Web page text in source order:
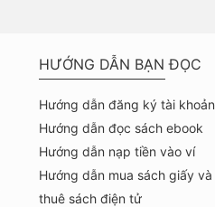
HƯỚNG DẪN BẠN ĐỌC
Hướng dẫn đăng ký tài khoản
Hướng dẫn đọc sách ebook
Hướng dẫn nạp tiền vào ví
Hướng dẫn mua sách giấy và
thuê sách điện tử